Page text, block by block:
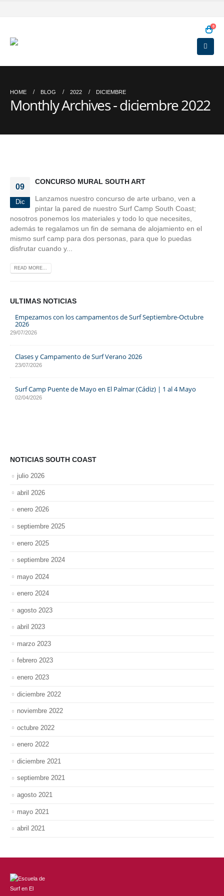
0
HOME BLOG 2022 DICIEMBRE
Monthly Archives - diciembre 2022
09
Dic
CONCURSO MURAL SOUTH ART
Lanzamos nuestro concurso de arte urbano, ven a
pintar la pared de nuestro Surf Camp South Coast;
nosotros ponemos los materiales y todo lo que necesites,
además te regalamos un fin de semana de alojamiento en el
mismo surf camp para dos personas, para que lo puedas
disfrutar cuando y...
READ MORE...
ULTIMAS NOTICIAS
Empezamos con los campamentos de Surf Septiembre-Octubre
2026
29/07/2026
Clases y Campamento de Surf Verano 2026
23/07/2026
Surf Camp Puente de Mayo en El Palmar (Cádiz) | 1 al 4 Mayo
02/04/2026
NOTICIAS SOUTH COAST
julio 2026
abril 2026
enero 2026
septiembre 2025
enero 2025
septiembre 2024
mayo 2024
enero 2024
agosto 2023
abril 2023
marzo 2023
febrero 2023
enero 2023
diciembre 2022
noviembre 2022
octubre 2022
enero 2022
diciembre 2021
septiembre 2021
agosto 2021
mayo 2021
abril 2021